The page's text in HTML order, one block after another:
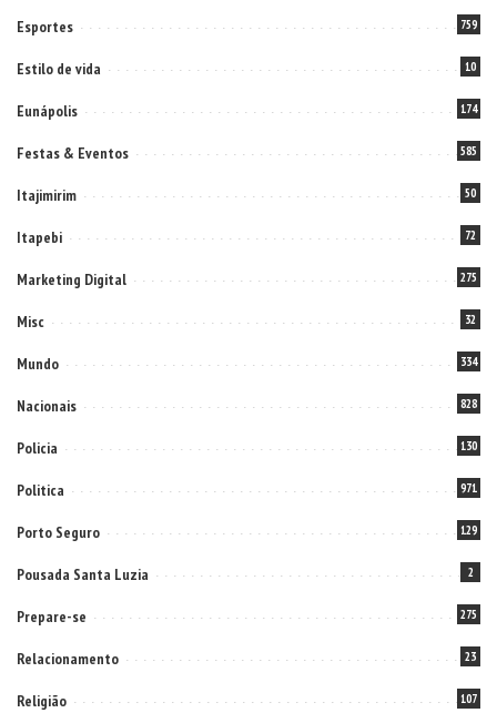
Esportes 759
Estilo de vida 10
Eunápolis 174
Festas & Eventos 585
Itajimirim 50
Itapebi 72
Marketing Digital 275
Misc 32
Mundo 334
Nacionais 828
Policia 130
Politica 971
Porto Seguro 129
Pousada Santa Luzia 2
Prepare-se 275
Relacionamento 23
Religião 107